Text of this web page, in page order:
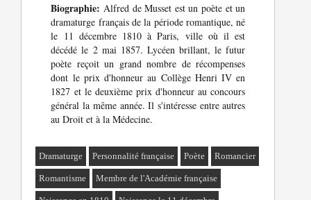
Biographie: Alfred de Musset est un poète et un
dramaturge français de la période romantique, né
le 11 décembre 1810 à Paris, ville où il est
décédé le 2 mai 1857. Lycéen brillant, le futur
poète reçoit un grand nombre de récompenses
dont le prix d'honneur au Collège Henri IV en
1827 et le deuxième prix d'honneur au concours
général la même année. Il s'intéresse entre autres
au Droit et à la Médecine.
Dramaturge Personnalité française Poète Romancier
Romantisme Membre de l'Académie française